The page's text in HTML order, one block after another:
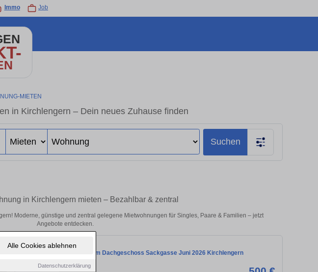
Alle Cookies ablehnen
Datenschutzerklärung
Immo Job
MIETEN
in Kirchlengern – Dein neues Zuhause finden
Suchen
in Kirchlengern mieten – Bezahlbar & zentral
Moderne, günstige und zentral gelegene Mietwohnungen für Singles, Paare & Familien – jetzt
Angebote entdecken.
Wohnung im Dachgeschoss Sackgasse Juni 2026 Kirchlengern